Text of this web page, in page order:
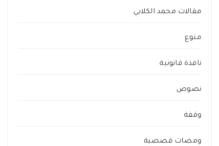
مقالات محمد الكلابي
منوع
نافذة قانونية
نصوص
وقفة
ومضات قصصية